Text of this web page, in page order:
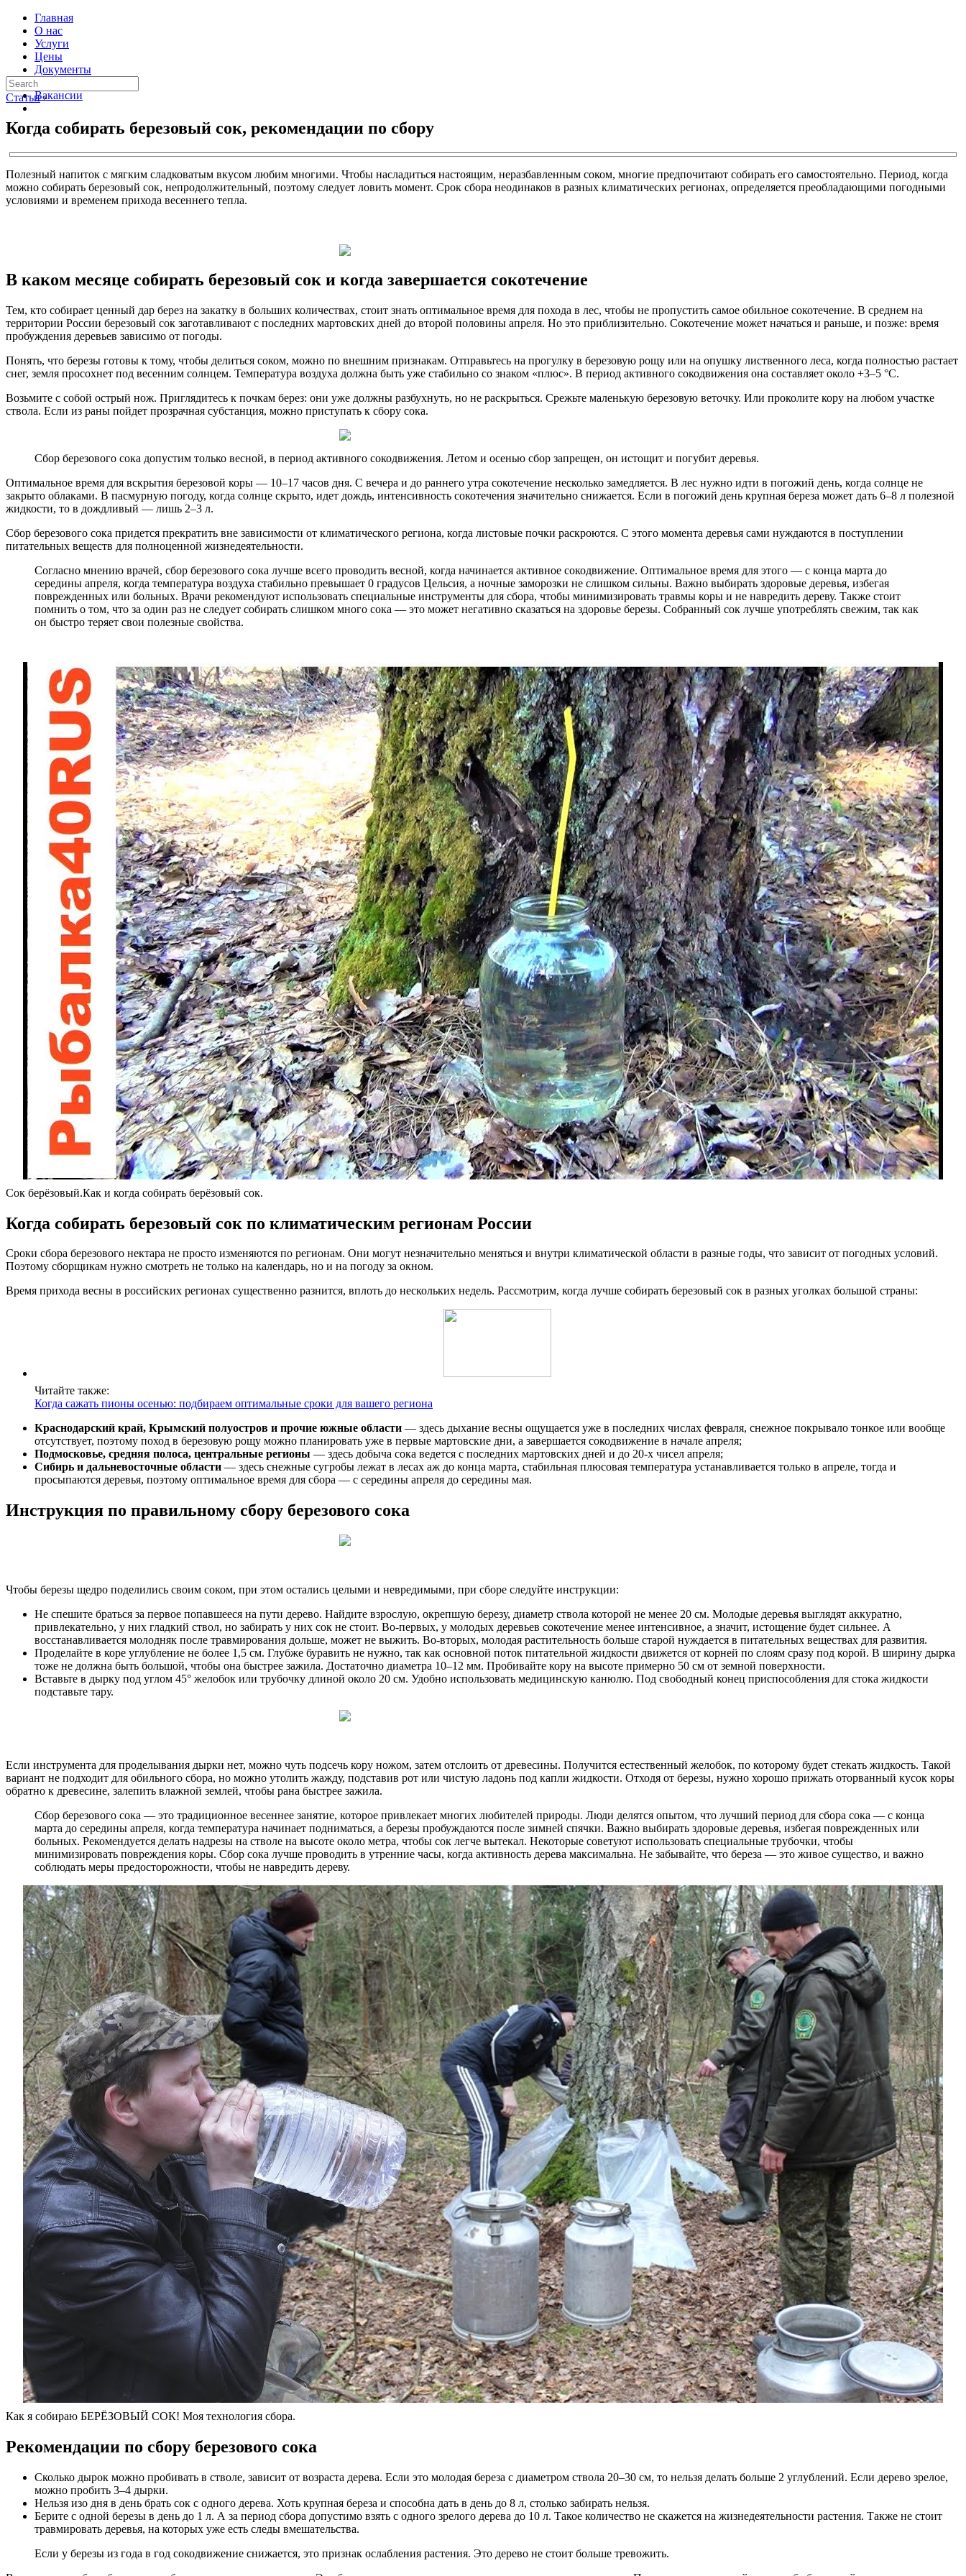
Главная
О нас
Услуги
Цены
Документы
Контакты
Вакансии
Статьи ›
Когда собирать березовый сок, рекомендации по сбору
Полезный напиток с мягким сладковатым вкусом любим многими. Чтобы насладиться настоящим, неразбавленным соком, многие предпочитают собирать его самостоятельно. Период, когда
можно собирать березовый сок, непродолжительный, поэтому следует ловить момент. Срок сбора неодинаков в разных климатических регионах, определяется преобладающими погодными
условиями и временем прихода весеннего тепла.
В каком месяце собирать березовый сок и когда завершается сокотечение
Тем, кто собирает ценный дар берез на закатку в больших количествах, стоит знать оптимальное время для похода в лес, чтобы не пропустить самое обильное сокотечение. В среднем на
территории России березовый сок заготавливают с последних мартовских дней до второй половины апреля. Но это приблизительно. Сокотечение может начаться и раньше, и позже: время
пробуждения деревьев зависимо от погоды.
Понять, что березы готовы к тому, чтобы делиться соком, можно по внешним признакам. Отправьтесь на прогулку в березовую рощу или на опушку лиственного леса, когда полностью растает
снег, земля просохнет под весенним солнцем. Температура воздуха должна быть уже стабильно со знаком «плюс». В период активного сокодвижения она составляет около +3–5 °C.
Возьмите с собой острый нож. Приглядитесь к почкам берез: они уже должны разбухнуть, но не раскрыться. Срежьте маленькую березовую веточку. Или проколите кору на любом участке
ствола. Если из раны пойдет прозрачная субстанция, можно приступать к сбору сока.
Сбор березового сока допустим только весной, в период активного сокодвижения. Летом и осенью сбор запрещен, он истощит и погубит деревья.
Оптимальное время для вскрытия березовой коры — 10–17 часов дня. С вечера и до раннего утра сокотечение несколько замедляется. В лес нужно идти в погожий день, когда солнце не
закрыто облаками. В пасмурную погоду, когда солнце скрыто, идет дождь, интенсивность сокотечения значительно снижается. Если в погожий день крупная береза может дать 6–8 л полезной
жидкости, то в дождливый — лишь 2–3 л.
Сбор березового сока придется прекратить вне зависимости от климатического региона, когда листовые почки раскроются. С этого момента деревья сами нуждаются в поступлении
питательных веществ для полноценной жизнедеятельности.
Согласно мнению врачей, сбор березового сока лучше всего проводить весной, когда начинается активное сокодвижение. Оптимальное время для этого — с конца марта до
середины апреля, когда температура воздуха стабильно превышает 0 градусов Цельсия, а ночные заморозки не слишком сильны. Важно выбирать здоровые деревья, избегая
поврежденных или больных. Врачи рекомендуют использовать специальные инструменты для сбора, чтобы минимизировать травмы коры и не навредить дереву. Также стоит
помнить о том, что за один раз не следует собирать слишком много сока — это может негативно сказаться на здоровье березы. Собранный сок лучше употреблять свежим, так как
он быстро теряет свои полезные свойства.
Сок берёзовый.Как и когда собирать берёзовый сок.
Когда собирать березовый сок по климатическим регионам России
Сроки сбора березового нектара не просто изменяются по регионам. Они могут незначительно меняться и внутри климатической области в разные годы, что зависит от погодных условий.
Поэтому сборщикам нужно смотреть не только на календарь, но и на погоду за окном.
Время прихода весны в российских регионах существенно разнится, вплоть до нескольких недель. Рассмотрим, когда лучше собирать березовый сок в разных уголках большой страны:
Читайте также:
Когда сажать пионы осенью: подбираем оптимальные сроки для вашего региона
Краснодарский край, Крымский полуостров и прочие южные области — здесь дыхание весны ощущается уже в последних числах февраля, снежное покрывало тонкое или вообще
отсутствует, поэтому поход в березовую рощу можно планировать уже в первые мартовские дни, а завершается сокодвижение в начале апреля;
Подмосковье, средняя полоса, центральные регионы — здесь добыча сока ведется с последних мартовских дней и до 20-х чисел апреля;
Сибирь и дальневосточные области — здесь снежные сугробы лежат в лесах аж до конца марта, стабильная плюсовая температура устанавливается только в апреле, тогда и
просыпаются деревья, поэтому оптимальное время для сбора — с середины апреля до середины мая.
Инструкция по правильному сбору березового сока
Чтобы березы щедро поделились своим соком, при этом остались целыми и невредимыми, при сборе следуйте инструкции:
Не спешите браться за первое попавшееся на пути дерево. Найдите взрослую, окрепшую березу, диаметр ствола которой не менее 20 см. Молодые деревья выглядят аккуратно,
привлекательно, у них гладкий ствол, но забирать у них сок не стоит. Во-первых, у молодых деревьев сокотечение менее интенсивное, а значит, истощение будет сильнее. А
восстанавливается молодняк после травмирования дольше, может не выжить. Во-вторых, молодая растительность больше старой нуждается в питательных веществах для развития.
Проделайте в коре углубление не более 1,5 см. Глубже буравить не нужно, так как основной поток питательной жидкости движется от корней по слоям сразу под корой. В ширину дырка
тоже не должна быть большой, чтобы она быстрее зажила. Достаточно диаметра 10–12 мм. Пробивайте кору на высоте примерно 50 см от земной поверхности.
Вставьте в дырку под углом 45° желобок или трубочку длиной около 20 см. Удобно использовать медицинскую канюлю. Под свободный конец приспособления для стока жидкости
подставьте тару.
Если инструмента для проделывания дырки нет, можно чуть подсечь кору ножом, затем отслоить от древесины. Получится естественный желобок, по которому будет стекать жидкость. Такой
вариант не подходит для обильного сбора, но можно утолить жажду, подставив рот или чистую ладонь под капли жидкости. Отходя от березы, нужно хорошо прижать оторванный кусок коры
обратно к древесине, залепить влажной землей, чтобы рана быстрее зажила.
Сбор березового сока — это традиционное весеннее занятие, которое привлекает многих любителей природы. Люди делятся опытом, что лучший период для сбора сока — с конца
марта до середины апреля, когда температура начинает подниматься, а березы пробуждаются после зимней спячки. Важно выбирать здоровые деревья, избегая поврежденных или
больных. Рекомендуется делать надрезы на стволе на высоте около метра, чтобы сок легче вытекал. Некоторые советуют использовать специальные трубочки, чтобы
минимизировать повреждения коры. Сбор сока лучше проводить в утренние часы, когда активность дерева максимальна. Не забывайте, что береза — это живое существо, и важно
соблюдать меры предосторожности, чтобы не навредить дереву.
Как я собираю БЕРЁЗОВЫЙ СОК! Моя технология сбора.
Рекомендации по сбору березового сока
Сколько дырок можно пробивать в стволе, зависит от возраста дерева. Если это молодая береза с диаметром ствола 20–30 см, то нельзя делать больше 2 углублений. Если дерево зрелое,
можно пробить 3–4 дырки.
Нельзя изо дня в день брать сок с одного дерева. Хоть крупная береза и способна дать в день до 8 л, столько забирать нельзя.
Берите с одной березы в день до 1 л. А за период сбора допустимо взять с одного зрелого дерева до 10 л. Такое количество не скажется на жизнедеятельности растения. Также не стоит
травмировать деревья, на которых уже есть следы вмешательства.
Если у березы из года в год сокодвижение снижается, это признак ослабления растения. Это дерево не стоит больше тревожить.